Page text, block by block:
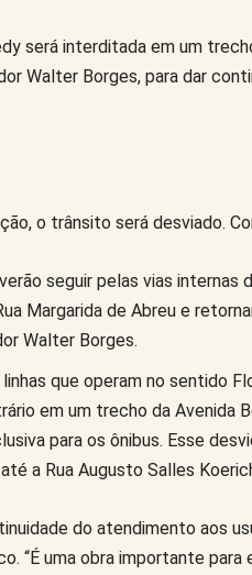
será interditada em um
Walter Borges, para dar
o trânsito será desviado.
seguir pelas vias internas
Margarida de Abreu e
Walter Borges.
linhas que operam no sentido
em um trecho da Avenida
para os ônibus. Esse
a Rua Augusto Salles
do atendimento aos
“É uma obra importante para